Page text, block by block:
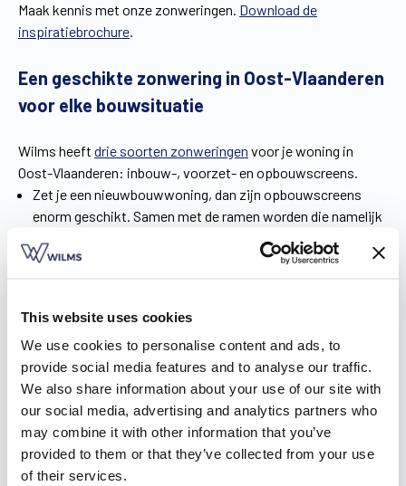
This website uses cookies
We use cookies to personalise content and ads, to
provide social media features and to analyse our traffic.
We also share information about your use of our site with
our social media, advertising and analytics partners who
may combine it with other information that you’ve
provided to them or that they’ve collected from your use
of their services.
Maak kennis met onze zonweringen. Download de
inspiratiebrochure.
Een geschikte zonwering in Oost-Vlaanderen
voor elke bouwsituatie
Wilms heeft drie soorten zonweringen voor je woning in
Oost-Vlaanderen: inbouw-, voorzet- en opbouwscreens.
Zet je een nieuwbouwwoning, dan zijn opbouwscreens
enorm geschikt. Samen met de ramen worden die namelijk
als één geheel in de woning geïnstalleerd. Zo blijft het
warmteverlies beperkt én werk je ze perfect weg in je
renoveert. Hier komt geen kap- en breekwerk aan te pas,
want de screens worden eenvoudig voor het raam
geplaatst. De kast is bovendien zo klein, dat je niet
bezorgd hoeft te zijn over het uitzicht van je huis.
Inbouwscreens zijn een geval apart. Die kunnen – net zoals
inbouwrolluiken – onmogelijk luchtdicht gemaakt worden.
Hiervoor bedacht Wilms een innovatief systeem: de
ZipX®Zero voor inbouwscreens van passief- en lage-